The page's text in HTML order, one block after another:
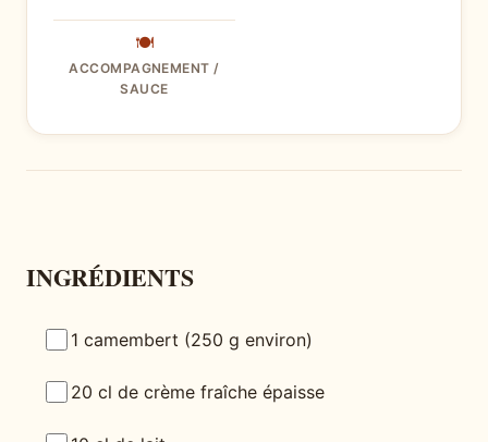
🍽
ACCOMPAGNEMENT /
SAUCE
INGRÉDIENTS
1 camembert (250 g environ)
20 cl de crème fraîche épaisse